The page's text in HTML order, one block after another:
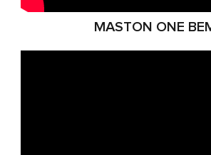
MASTON ONE